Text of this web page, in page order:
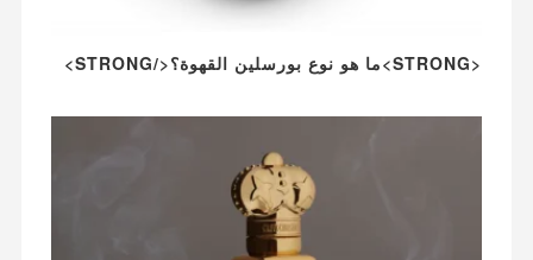
<STRONG>ما هو نوع بورسلين القهوة؟</STRONG>